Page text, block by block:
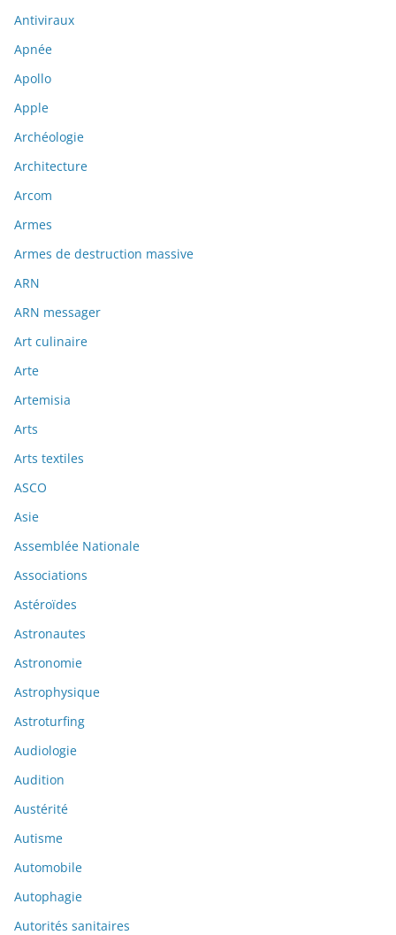
Antiviraux
Apnée
Apollo
Apple
Archéologie
Architecture
Arcom
Armes
Armes de destruction massive
ARN
ARN messager
Art culinaire
Arte
Artemisia
Arts
Arts textiles
ASCO
Asie
Assemblée Nationale
Associations
Astéroïdes
Astronautes
Astronomie
Astrophysique
Astroturfing
Audiologie
Audition
Austérité
Autisme
Automobile
Autophagie
Autorités sanitaires